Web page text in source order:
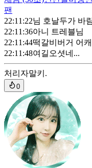
팬
22:11:22님 호날두가 바
22:11:36아니 트레블님
22:11:44떡갈비버거 어
22:11:48여길오셧네...
처리자말키.
0